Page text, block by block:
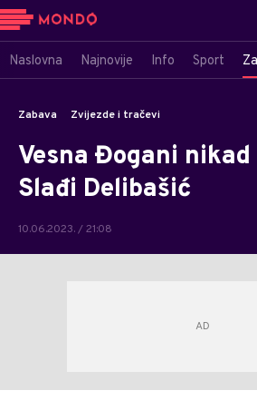
Naslovna Najnovije Info Sport
Zabava Zvijezde i tračevi
Vesna Đogani
Slađi Delibašić
10.06.2023. / 21:08